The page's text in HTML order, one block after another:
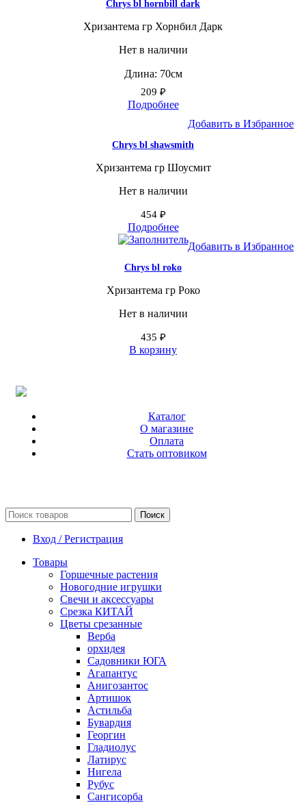
Chrys bl hornbill dark
Хризантема гр Хорнбил Дарк
Нет в наличии
Длина: 70см
209 ₽
Подробнее
Добавить в Избранное
Chrys bl shawsmith
Хризантема гр Шоусмит
Нет в наличии
454 ₽
Подробнее
Добавить в Избранное
Chrys bl roko
Хризантема гр Роко
Нет в наличии
435 ₽
В корзину
Каталог
О магазине
Оплата
Стать оптовиком
Поиск
Вход / Регистрация
Товары
Горшечные растения
Новогодние игрушки
Свечи и аксессуары
Срезка КИТАЙ
Цветы срезанные
Верба
орхидея
Садовники ЮГА
Агапантус
Анигозантос
Артишок
Астильба
Бувардия
Георгин
Гладиолус
Латирус
Нигела
Рубус
Сангисорба